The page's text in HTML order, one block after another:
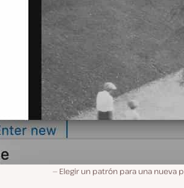
Elegir un patrón para una nueva